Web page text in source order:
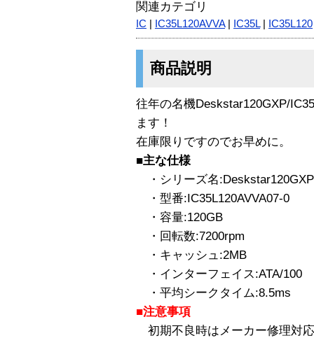
関連カテゴリ
IC IC35L120AVVA| IC35L| IC35L120
商品説明
往年の名機Deskstar120GXP/
ます！
在庫限りですのでお早めに。
■主な仕様
・シリーズ名:Deskstar120GXP
・型番:IC35L120AVVA07-0
・容量:120GB
・回転数:7200rpm
・キャッシュ:2MB
・インターフェイス:ATA/100
・平均シークタイム:8.5ms
■注意事項
初期不良時はメーカー修理対